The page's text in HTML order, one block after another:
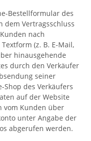
Bestellformular des
dem Vertragsschluss
nach
(z. B. E-Mail,
hinausgehende
durch den Verkäufer
seiner
des Verkäufers
auf der Website
vom Kunden über
unter Angabe der
abgerufen werden.